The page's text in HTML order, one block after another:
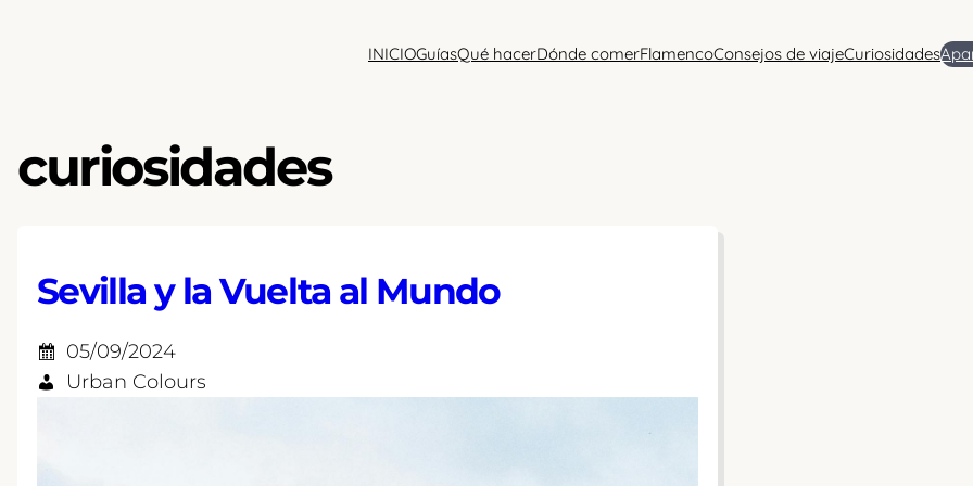
INICIOGuíasQué hacerDónde comerFlamencoConsejos de viajeCuriosidades
curiosidades
Sevilla y la Vuelta al Mundo
05/09/2024
Urban Colours